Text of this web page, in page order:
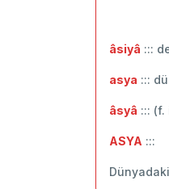
âsiyâ :::
asya :::
âsyâ ::: (f.
ASYA :::